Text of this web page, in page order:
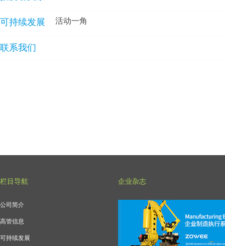
可持续发展 活动一角
联系我们
栏目导航
公司简介
高管信息
可持续发展
企业杂志